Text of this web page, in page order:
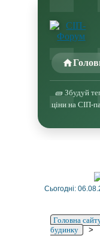
🧱 Збудуй
ціни на СІП-
Сьогодні:
Головна
будинку
>